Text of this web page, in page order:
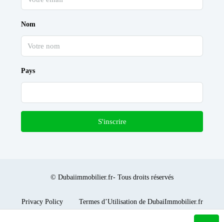
Nom
Pays
S'inscrire
© Dubaiimmobilier.fr- Tous droits réservés
Privacy Policy Termes d’Utilisation de DubaiImmobilier.fr